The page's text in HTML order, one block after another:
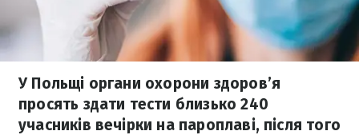
У Польщі органи охорони здоров’я
просять здати тести близько 240
учасників вечірки на пароплаві, після того